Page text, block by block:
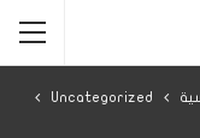
Uncategorized